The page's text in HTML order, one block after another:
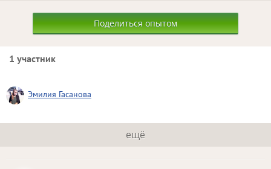
Поделиться опытом
1 участник
Эмилия Гасанова
ещё